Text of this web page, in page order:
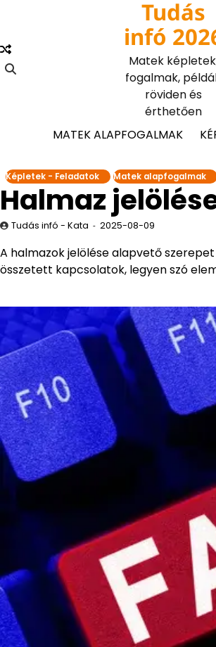
content
Tudás
infó
Matek
fogalmak,
röviden és
érthetően
MATEK ALAPFOGALMAK
Képletek - Feladatok Matek alapfogalmak
Halmaz
Tudás infó - Kata 2025-08-09
A halmazok jelölése alapvető
összetett kapcsolatok, legyen szó